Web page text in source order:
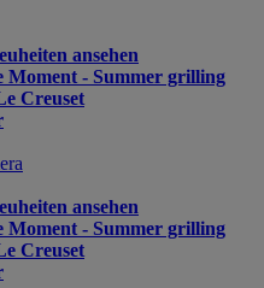
ansehen
Moment - Summer grilling
Creuset
ansehen
Moment - Summer grilling
Creuset